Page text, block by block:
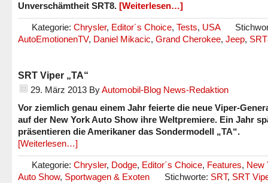
Unverschämtheit SRT8. [Weiterlesen…]
Kategorie: Chrysler, Editor´s Choice, Tests, USA
AutoEmotionenTV, Daniel Mikacic, Grand Cherokee, Jeep,
SRT Viper „TA“
29. März 2013 ByAutomobil-Blog News-Redaktion
Vor ziemlich genau einem Jahr feierte die neue Viper-
auf der New York Auto Show ihre Weltpremiere. Ein Jahr
präsentieren die Amerikaner das Sondermodell „TA“.
[Weiterlesen…]
Kategorie: Chrysler, Dodge, Editor´s Choice, Features, New
Auto Show, Sportwagen & Exoten Stichworte: SRT, SRT